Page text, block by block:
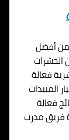
أفضل
الحشرات
فعالة
المبيدات
فعالة
فريق مدرب